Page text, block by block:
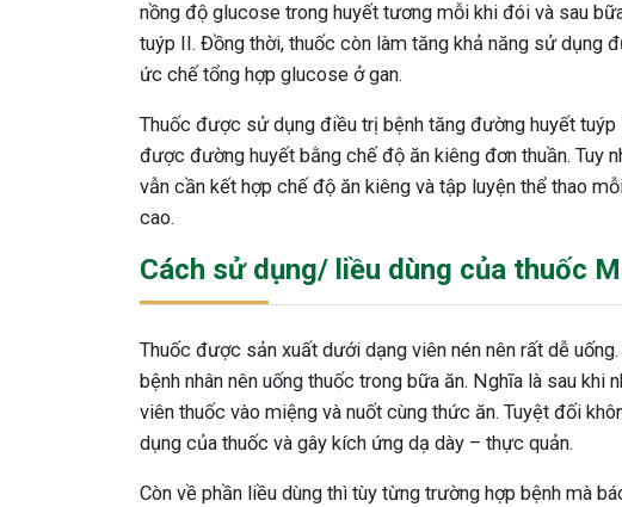
nồng độ glucose trong huyết tương mỗi khi đói và sau
tuýp II. Đồng thời, thuốc còn làm tăng khả năng sử dụng
ức chế tổng hợp glucose ở gan.
Thuốc được sử dụng điều trị bệnh tăng đường huyết
được đường huyết bằng chế độ ăn kiêng đơn thuần. Tuy
vẫn cần kết hợp chế độ ăn kiêng và tập luyện thể thao
cao.
Cách sử dụng/ liều dùng của thuốc
Thuốc được sản xuất dưới dạng viên nén nên rất dễ
bệnh nhân nên uống thuốc trong bữa ăn. Nghĩa là sau khi
viên thuốc vào miệng và nuốt cùng thức ăn. Tuyệt đối
dụng của thuốc và gây kích ứng dạ dày – thực quản.
Còn về phần liều dùng thì tùy từng trường hợp bệnh mà